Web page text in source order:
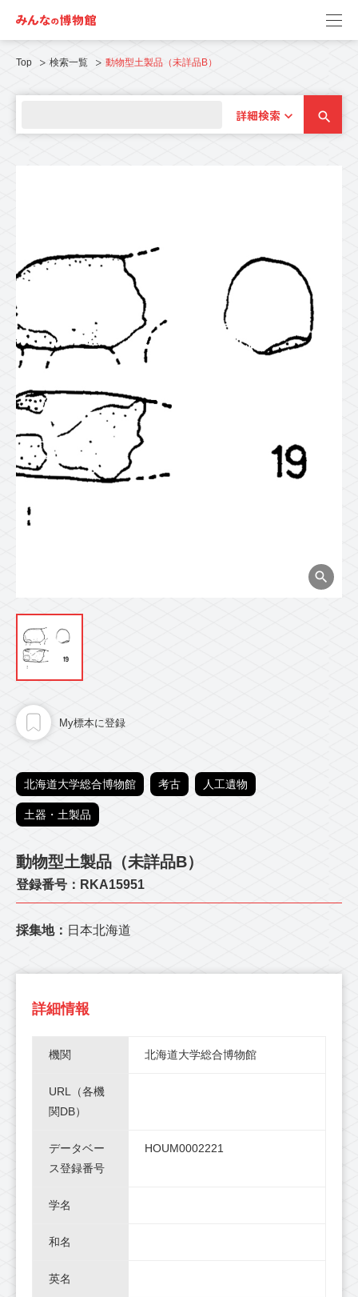
Top 検索一覧 動物型土製品（未詳品B）
詳細検索
My標本に登録
北海道大学総合博物館 考古 人工遺物
土器・土製品
動物型土製品（未詳品B）
登録番号：RKA15951
採集地： 日本北海道
詳細情報
機関 北海道大学総合博物館
URL（各機
関DB）
データベー
ス登録番号
HOUM0002221
学名
和名
英名